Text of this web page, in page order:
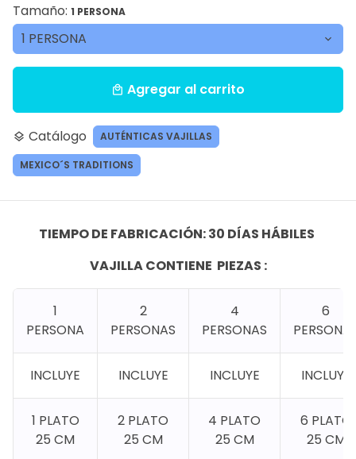
Tamaño: 1 PERSONA
local_mall Agregar al carrito
layers Catálogo AUTÉNTICAS VAJILLAS
MEXICO´S TRADITIONS
TIEMPO DE FABRICACIÓN: 30 DÍAS HÁBILES
VAJILLA CONTIENE PIEZAS :
1
PERSONA
2
PERSONAS
4
PERSONAS
6
INCLUYE INCLUYE INCLUYE INCLUYE
1 PLATO
25 CM
2 PLATO
25 CM
4 PLATO
25 CM
6 PLATO
25 CM